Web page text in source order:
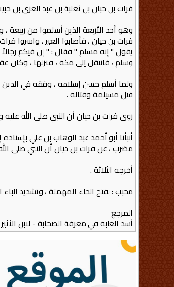
فرات بن حبان بن ثعلبة بن عبد العزى بن
وهو أحد الأربعة الذين أسلموا من
فرات بن حيان ، فأصابوا العير ، واسروا
يقول ‏" ‏إنه مسلم‏ "‏ فقال‏ :‏ ‏" ‏إن فيكم رجالاً
وسلم ، فانتقل إلى مكة ، فنزلها ، وكان
ولما أسلم حسن إسلامه ، وفقه في الدين
قتل مسيلمة وقتاله‏ .‏
روى فرات بن حيان أن النبي صلى الله
أنبأنا أبو أحمد عبد الوهاب بن علي
مضرب ، عن فرات بن حيان أن النبي صلى
أخرجه الثلاثة ‏.‏
محبب‏ :‏ بفتح الحاء المهملة ، وتشديد
المرجع
أسد الغابة في معرفة الصحابة - لابن الأثير